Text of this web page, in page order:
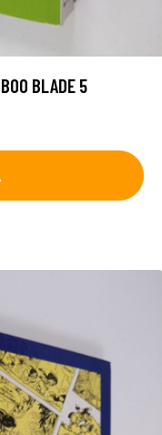
BLADE 5